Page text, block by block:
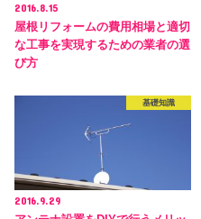
2016.8.15
屋根リフォームの費用相場と適切
な工事を実現するための業者の選
び方
基礎知識
2016.9.29